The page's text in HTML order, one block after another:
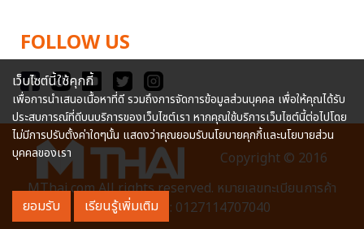
FOLLOW US
Copyright © 2016
MThai.com All rights reserved. หมายเลขทะเบียนการค้า
อิเล็กทรอนิกส์ : 0127114707040
เว็บไซต์นี้ใช้คุกกี้
เพื่อการนำเสนอเนื้อหาที่ดี รวมถึงการจัดการข้อมูลส่วนบุคคล เพื่อให้คุณได้รับ
ประสบการณ์ที่ดีบนบริการของเว็บไซต์เรา หากคุณใช้บริการเว็บไซต์นี้ต่อไปโดย
ไม่มีการปรับตั้งค่าใดๆนั้น แสดงว่าคุณยอมรับนโยบายคุกกี้และนโยบายส่วน
บุคคลของเรา
ยอมรับ เรียนรู้เพิ่มเติม